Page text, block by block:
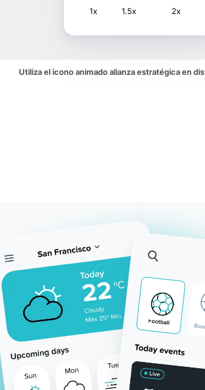
1x 1.5x 2x
Utiliza el icono animado alianza estratégica en